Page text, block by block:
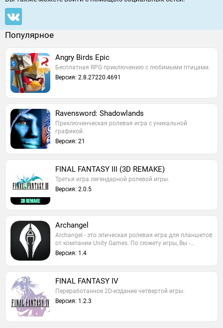
Популярное
Angry Birds Epic
Бесплатная RPG приключению с любимыми птицами.
Версия: 2.8.27220.4691
Ravensword: Shadowlands
Приключенческая ролевая игра с уникальной
графикой.
Версия: 21
FINAL FANTASY III (3D REMAKE)
Третья игра легендарной ролевой игры.
Версия: 2.0.5
Archangel
Archangel - это эпическая ролевая игра для планшетов
от компании Unity Games. По сюжету игры, Вы -…
Версия: 1.4
FINAL FANTASY IV
Переработанное 2D-издание четвертой игры.
Версия: 1.2.3